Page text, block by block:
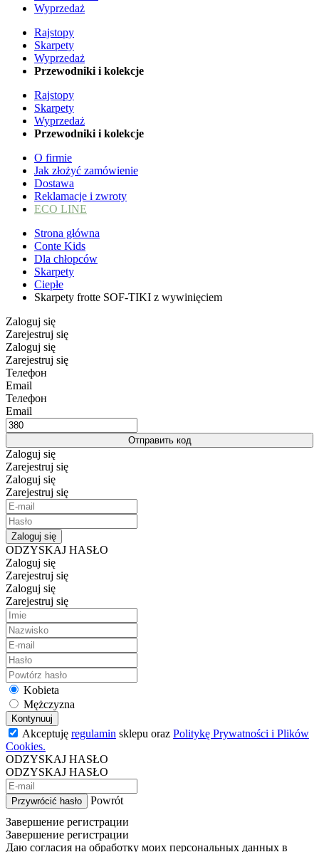
Wyprzedaż
Rajstopy
Skarpety
Wyprzedaż
Przewodniki i kolekcje
Rajstopy
Skarpety
Wyprzedaż
Przewodniki i kolekcje
O firmie
Jak złożyć zamówienie
Dostawa
Reklamacje i zwroty
ECO LINE
Strona główna
Conte Kids
Dla chłopców
Skarpety
Ciepłe
Skarpety frotte SOF-TIKI z wywinięciem
Zaloguj się
Zarejestruj się
Zaloguj się
Zarejestruj się
Телефон
Email
Телефон
Email
Отправить код
Zaloguj się
Zarejestruj się
Zaloguj się
Zarejestruj się
Zaloguj się
ODZYSKAJ HASŁO
Zaloguj się
Zarejestruj się
Zaloguj się
Zarejestruj się
Kobieta
Mężczyzna
Kontynuuj
Akceptuję regulamin sklepu oraz Politykę Prywatności i Plików
Cookies.
ODZYSKAJ HASŁO
ODZYSKAJ HASŁO
Przywrócić hasło
Powrót
Завершение регистрации
Завершение регистрации
Даю согласия на обработку моих персональных данных в